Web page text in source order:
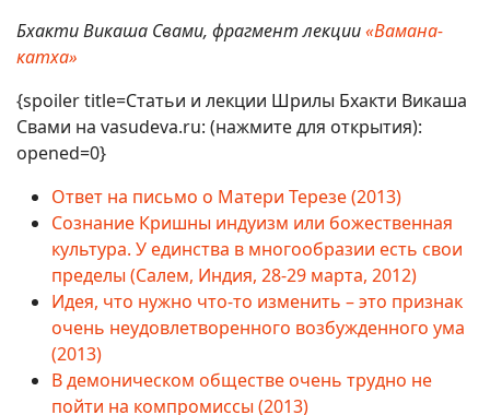
Бхакти Викаша Свами, фрагмент лекции«Вамана-
катха»
{spoiler title=Статьи и лекции Шрилы Бхакти Викаша
Свами на vasudeva.ru: (нажмите для открытия):
opened=0}
Ответ на письмо о Матери Терезе (2013)
Сознание Кришны индуизм или божественная
культура. У единства в многообразии есть свои
пределы (Салем, Индия, 28-29 марта, 2012)
Идея, что нужно что-то изменить – это признак
очень неудовлетворенного возбужденного ума
(2013)
В демоническом обществе очень трудно не
пойти на компромиссы (2013)